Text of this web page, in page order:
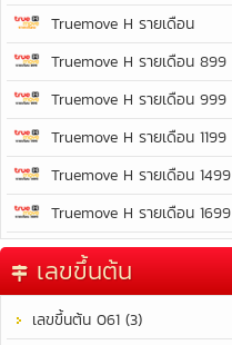
Truemove H รายเดือน
Truemove H รายเดือน 899
Truemove H รายเดือน 999
Truemove H รายเดือน 1199
Truemove H รายเดือน 1499
Truemove H รายเดือน 1699
เลขขึ้นต้น
เลขขึ้นต้น 061 (3)